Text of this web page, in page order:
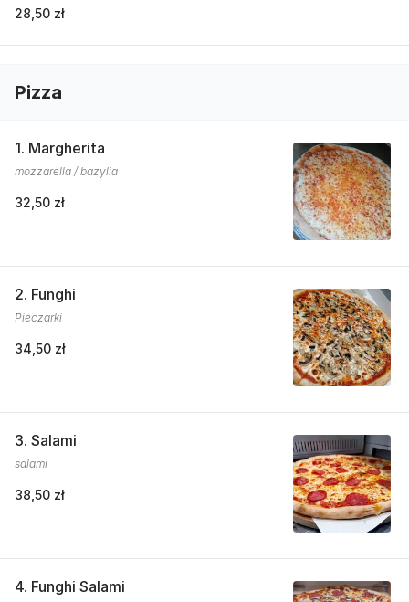
28,50 zł
Pizza
1. Margherita
mozzarella / bazylia
32,50 zł
2. Funghi
Pieczarki
34,50 zł
3. Salami
salami
38,50 zł
4. Funghi Salami